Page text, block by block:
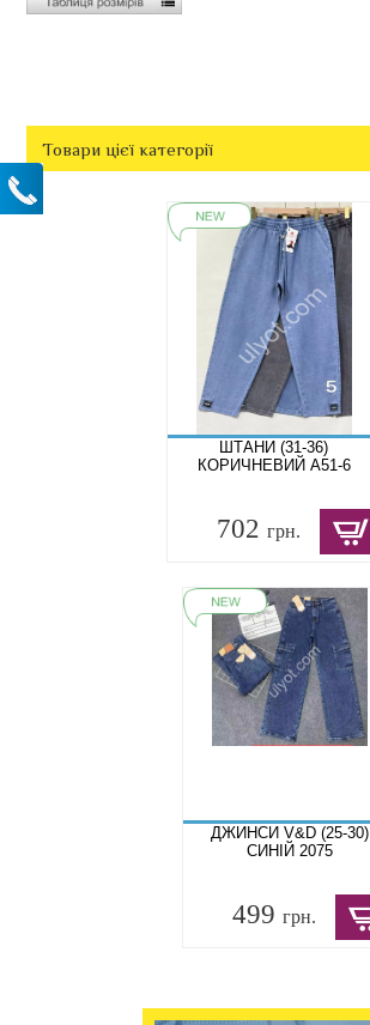
Товари цієї категорії
ШТАНИ (31-36)
КОРИЧНЕВИЙ A51-6
702 грн.
ДЖИНСИ V&D (25-30)
СИНІЙ 2075
499 грн.